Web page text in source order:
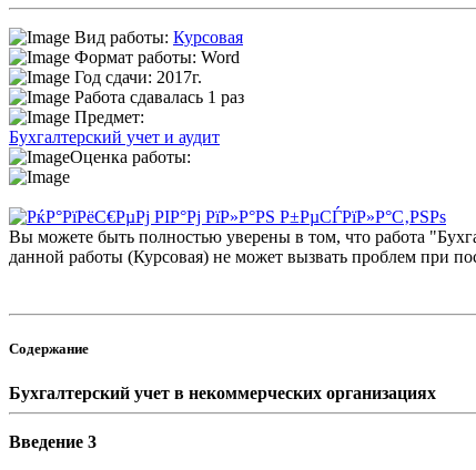
Вид работы: Курсовая
Формат работы: Word
Год сдачи: 2017г.
Работа сдавалась 1 раз
Предмет:
Бухгалтерский учет и аудит
Оценка работы:
Вы можете быть полностью уверены в том, что работа
данной работы (Курсовая) не может вызвать проблем при
Содержание
Бухгалтерский учет в некоммерческих организациях
Введение 3